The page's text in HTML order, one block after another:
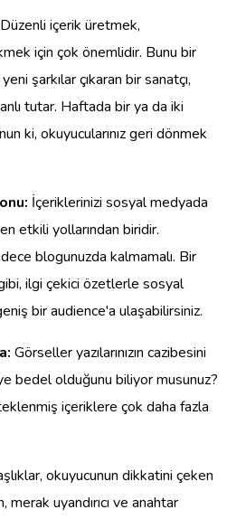
Düzenli içerik üretmek,
için çok önemlidir. Bunu bir
şarkılar çıkaran bir sanatçı,
tutar. Haftada bir ya da iki
ki, okuyucularınız geri dönmek
İçeriklerinizi sosyal medyada
etkili yollarından biridir.
blogunuzda kalmamalı. Bir
ilgi çekici özetlerle sosyal
bir audience'a ulaşabilirsiniz.
Görseller yazılarınızın cazibesini
bedel olduğunu biliyor musunuz?
içeriklere çok daha fazla
okuyucunun dikkatini çeken
merak uyandırıcı ve anahtar